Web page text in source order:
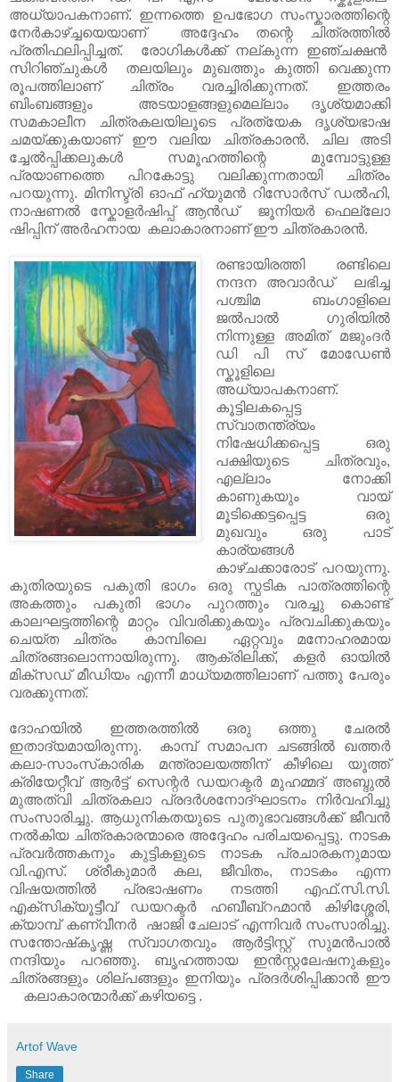
അധ്യാപകനാണ്. ഇന്നത്തെ ഉപഭോഗ സംസ്കാരത്തിന്റെ
നേർകാഴ്ച്ചയെയാണ് അദ്ദേഹം തന്റെ ചിത്രത്തിൽ
പ്രതിഫലിപ്പിച്ചത്. രോഗികൾക്ക് നല്കുന്ന ഇഞ്ചക്ഷൻ
സിറിഞ്ചുകൾ തലയിലും മുഖത്തും കുത്തി വെക്കുന്ന
രൂപത്തിലാണ് ചിത്രം വരച്ചിരിക്കുന്നത്. ഇത്തരം
ബിംബങ്ങളും അടയാളങ്ങളുമെല്ലാം ദൃശ്യമാക്കി
സമകാലീന ചിത്രകലയിലൂടെ പ്രത്യേക ദൃശ്യഭാഷ
ചമയ്ക്കുകയാണ് ഈ വലിയ ചിത്രകാരന്‍. ചില അടി
ച്ചേൽപ്പിക്കലുകൾ സമൂഹത്തിന്റെ മുമ്പോട്ടുള്ള
പ്രയാണത്തെ പിറകോട്ടു വലിക്കുന്നതായി ചിത്രം
പറയുന്നു. മിനിസ്ട്രി ഓഫ് ഹ്യുമൻ റിസോർസ് ഡൽഹി,
നാഷണൽ സ്കോളർഷിപ്പ് ആൻഡ്‌ ജൂനിയർ ഫെല്ലോ
ഷിപ്പിന് അർഹനായ കലാകാരനാണ് ഈ ചിത്രകാരൻ.
രണ്ടായിരത്തി രണ്ടിലെ
നന്ദന അവാർഡ് ലഭിച്ച
പശ്ചിമ ബംഗാളിലെ
ജൽപാൽ ഗുരിയിൽ
നിന്നുള്ള അമിത് മജുംദർ
ഡി പി സ് മോഡേണ്‍
സ്കൂളിലെ
അധ്യാപകനാണ്.
കൂട്ടിലകപ്പെട്ട
സ്വാതന്ത്ര്യം
നിഷേധിക്കപ്പെട്ട ഒരു
പക്ഷിയുടെ ചിത്രവും,
എല്ലാം നോക്കി
കാണുകയും വായ്‌
മൂടിക്കെട്ടപ്പെട്ട ഒരു
മുഖവും ഒരു പാട്
കാര്യങ്ങൾ
കാഴ്ചക്കാരോട് പറയുന്നു.
കുതിരയുടെ പകുതി ഭാഗം ഒരു സ്ഫടിക പാത്രത്തിന്റെ
അകത്തും പകുതി ഭാഗം പുറത്തും വരച്ചു കൊണ്ട്
കാലഘട്ടത്തിന്റെ മാറ്റം വിവരിക്കുകയും പ്രവചിക്കുകയും
ചെയ്ത ചിത്രം കാമ്പിലെ ഏറ്റവും മനോഹരമായ
ചിത്രങ്ങലൊന്നായിരുന്നു. ആക്രിലിക്ക്, കളർ ഓയിൽ
മിക്സഡ്‌ മീഡിയം എന്നീ മാധ്യമത്തിലാണ് പത്തു പേരും
വരക്കുന്നത്.
ദോഹയിൽ ഇത്തരത്തിൽ ഒരു ഒത്തു ചേരൽ
ഇതാദ്യമായിരുന്നു. കാമ്പ് സമാപന ചടങ്ങിൽ ഖത്തര്‍
കലാ-സാംസ്‌കാരിക മന്ത്രാലയത്തിന് കീഴിലെ യൂത്ത്
ക്രിയേറ്റീവ് ആര്‍ട്ട് സെന്റര്‍ ഡയറക്ടര്‍ മുഹമ്മദ് അബ്ദുല്‍
മുഅത്വി ചിത്രകലാ പ്രദര്‍ശനോദ്ഘാടനം നിര്‍വഹിച്ചു
സംസാരിച്ചു. ആധുനികതയുടെ പുതുഭാവങ്ങള്‍ക്ക് ജീവന്‍
നല്‍കിയ ചിത്രകാരന്മാരെ അദ്ദേഹം പരിചയപ്പെട്ടു. നാടക
പ്രവര്‍ത്തകനും കുട്ടികളുടെ നാടക പ്രചാരകനുമായ
വി.എസ്. ശ്രീകുമാര്‍ കല, ജീവിതം, നാടകം എന്ന
വിഷയത്തില്‍ പ്രഭാഷണം നടത്തി എഫ്.സി.സി.
എക്‌സിക്യൂട്ടീവ് ഡയറക്ടര്‍ ഹബീബ്‌റഹ്മാന്‍ കിഴിശ്ശേരി,
ക്യാമ്പ് കണ്വീനർ ഷാജി ചേലാട് എന്നിവര്‍ സംസാരിച്ചു.
സന്തോഷ്‌കൃഷ്ണ സ്വാഗതവും ആര്‍ട്ടിസ്റ്റ് സുമന്‍പാല്‍
നന്ദിയും പറഞ്ഞു. ബൃഹത്തായ ഇന്‍സ്റ്റലേഷനുകളും
ചിത്രങ്ങളും ശില്പങ്ങളും ഇനിയും പ്രദർശിപ്പിക്കാൻ ഈ
കലാകാരന്മാർക്ക് കഴിയട്ടെ .
Artof Wave
Share